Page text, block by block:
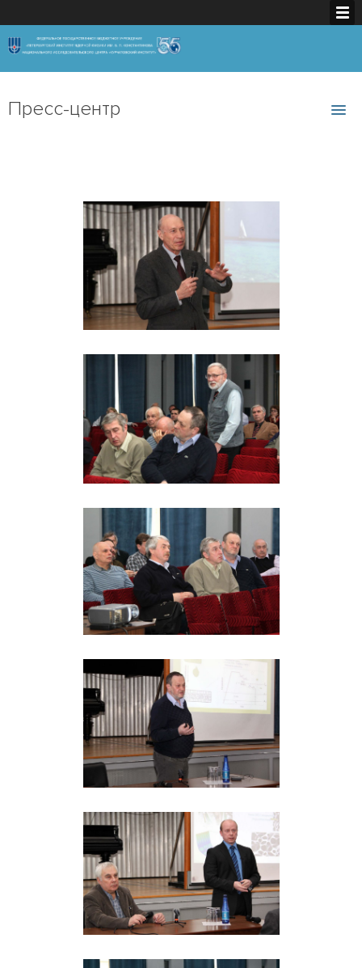
Пресс-центр